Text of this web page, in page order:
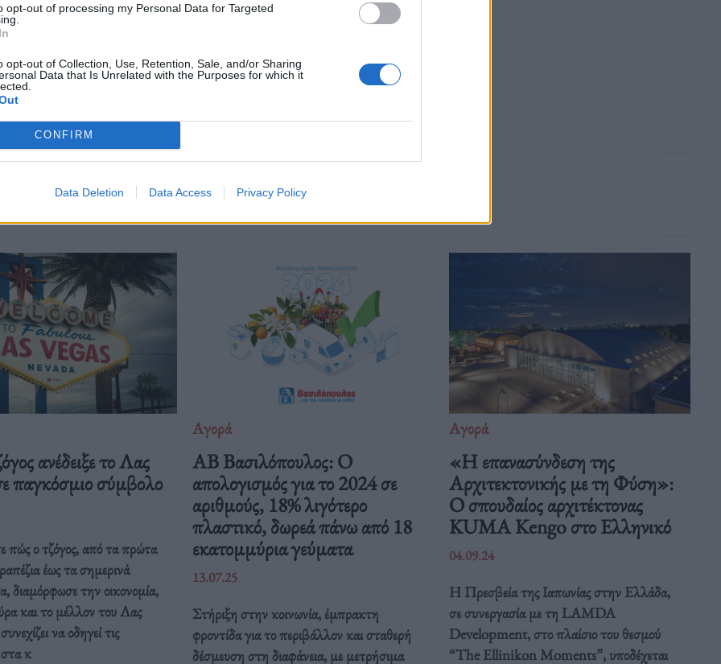
opt-out of processing my Personal Data for Targeted
opt-out of Collection, Use, Retention, Sale, and/or Sharing
Data that Is Unrelated with the Purposes for which it
CONFIRM
Data Deletion Data Access Privacy Policy
,The Estée Lauder Companies καλλυντικα
Δείτε επίσης
ανέδειξε το Λας
παγκόσμιο σύμβολο
ο τζόγος, από τα πρώτα
έως τα σημερινά
διαμόρφωσε την οικονομία,
και το μέλλον του Λας
να οδηγεί τις
στα κ
Αγορά
ΑΒ Βασιλόπουλος: Ο
απολογισμός για το 2024 σε
αριθμούς, 18% λιγότερο
πλαστικό, δωρεά πάνω από 18
εκατομμύρια γεύματα
13.07.25
Στήριξη στην κοινωνία, έμπρακτη
φροντίδα για το περιβάλλον και σταθερή
δέσμευση στη διαφάνεια, με μετρήσιμα
Αγορά
«Η επανασύνδεση της
Αρχιτεκτονικής με τη Φύση»:
Ο σπουδαίος αρχιτέκτονας
KUMA Kengo στο Ελληνικό
04.09.24
Η Πρεσβεία της Ιαπωνίας στην Ελλάδα,
σε συνεργασία με τη LAMDA
Development, στο πλαίσιο του θεσμού
“The Ellinikon Moments”, υποδέχεται